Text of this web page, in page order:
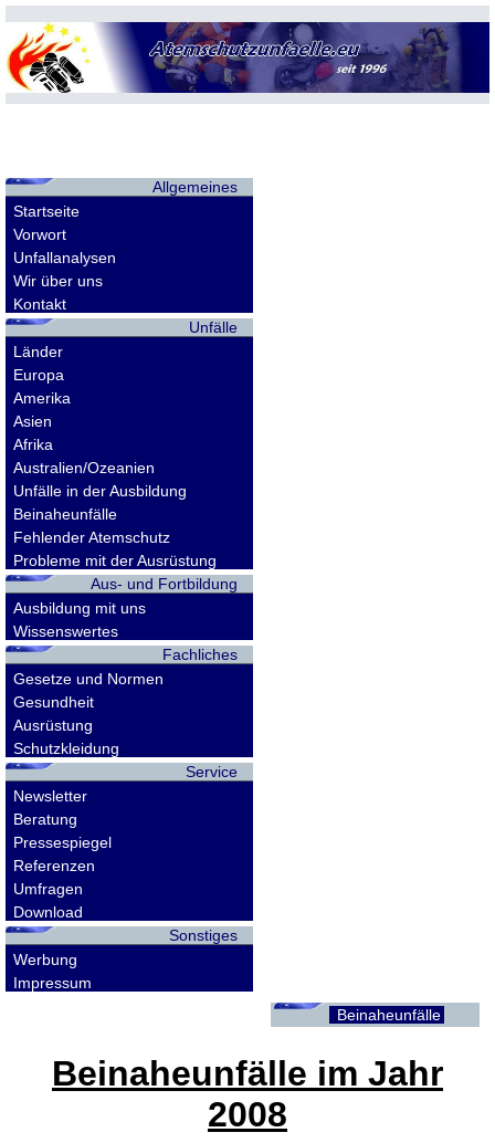
Allgemeines
Startseite
Vorwort
Unfallanalysen
Wir über uns
Kontakt
Unfälle
Länder
Europa
Amerika
Asien
Afrika
Australien/Ozeanien
Unfälle in der Ausbildung
Beinaheunfälle
Fehlender Atemschutz
Probleme mit der Ausrüstung
Aus- und Fortbildung
Ausbildung mit uns
Wissenswertes
Fachliches
Gesetze und Normen
Gesundheit
Ausrüstung
Schutzkleidung
Service
Newsletter
Beratung
Pressespiegel
Referenzen
Umfragen
Download
Sonstiges
Werbung
Impressum
Beinaheunfälle
Beinaheunfälle im Jahr
2008